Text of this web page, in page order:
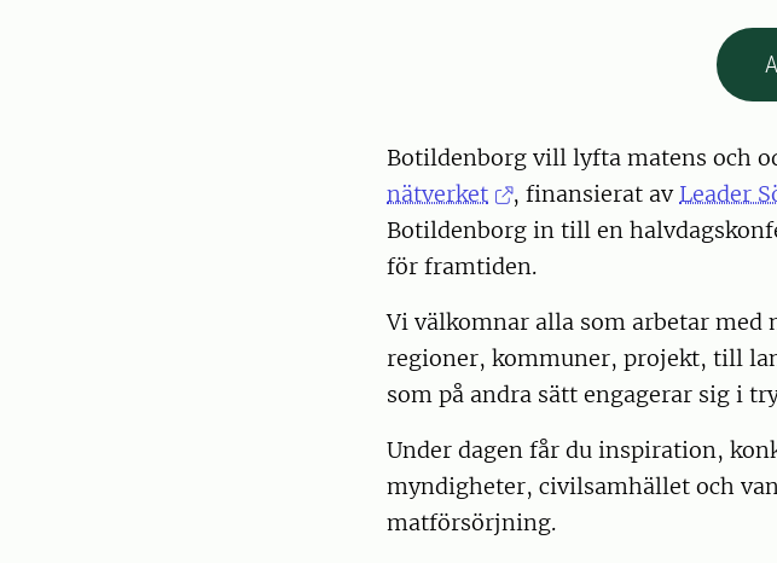
Botildenborg vill lyfta matens och
nätverket
, finansierat av Leader
Botildenborg in till en
för framtiden.
Vi välkomnar alla som arbetar
regioner, kommuner, projekt, till
som på andra sätt engagerar sig i
Under dagen får du inspiration,
myndigheter, civilsamhället och
matförsörjning.